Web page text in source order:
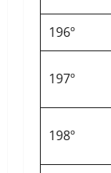
196º
197º
198º